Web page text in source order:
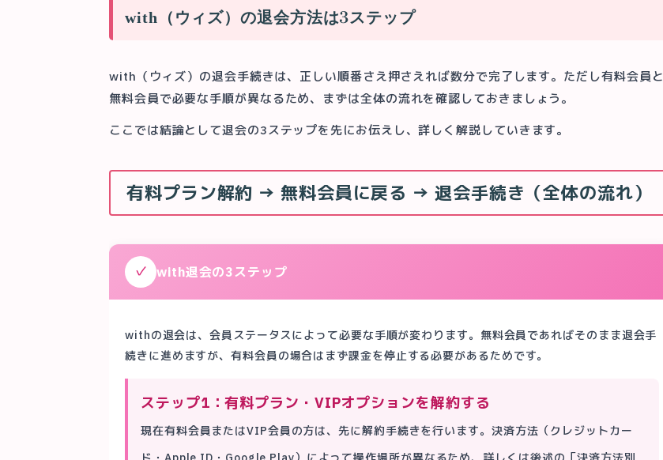
with（ウィズ）の退会方法は3ステップ
with（ウィズ）の退会手続きは、正しい順番さえ押さえれば数分で完了します。ただし有料会員と
無料会員で必要な手順が異なるため、まずは全体の流れを確認しておきましょう。
ここでは結論として退会の3ステップを先にお伝えし、詳しく解説していきます。
有料プラン解約 → 無料会員に戻る → 退会手続き（全体の流れ）
✓ with退会の3ステップ
withの退会は、会員ステータスによって必要な手順が変わります。無料会員であればそのまま退会手
続きに進めますが、有料会員の場合はまず課金を停止する必要があるためです。
ステップ1：有料プラン・VIPオプションを解約する
現在有料会員またはVIP会員の方は、先に解約手続きを行います。決済方法（クレジットカー